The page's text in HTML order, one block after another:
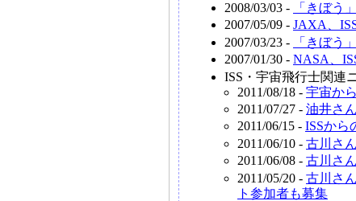
2008/03/03 -
「きぼう
2007/05/09 - JAXA、
2007/03/23 -
「きぼう
2007/01/30 - NASA、
ISS・宇宙飛行士関連
2011/08/18 - 宇宙か
2011/07/27 - 油井さ
2011/06/15 - ISSから
2011/06/10 - 古川さ
2011/06/08 - 古川さ
2011/05/20 - 古川さ
ト参加者も募集